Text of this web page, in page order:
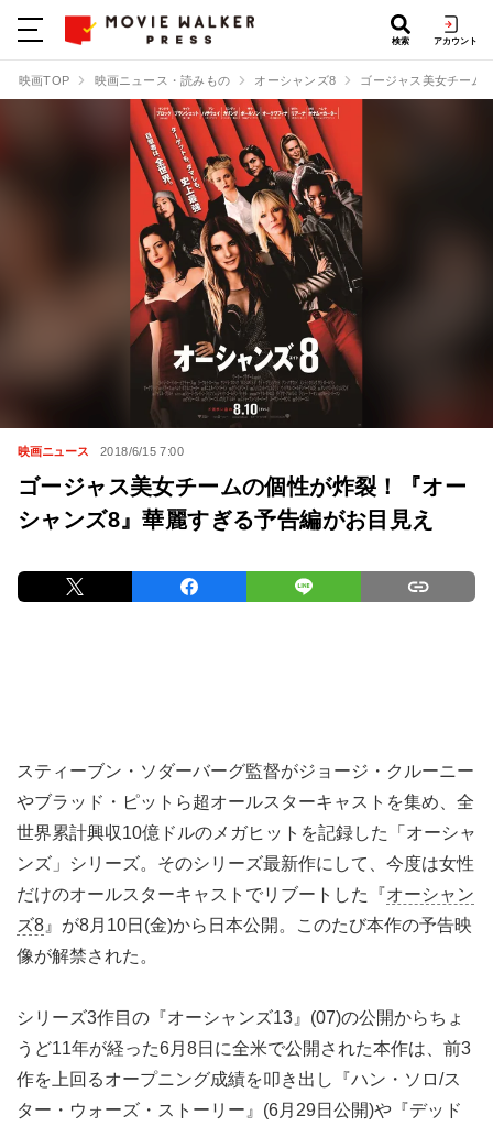
検索 アカウント
映画TOP 映画ニュース・読みもの オーシャンズ8 ゴージャス美女チーム
映画ニュース 2018/6/15 7:00
ゴージャス美女チームの個性が炸裂！『オー
シャンズ8』華麗すぎる予告編がお目見え
スティーブン・ソダーバーグ監督がジョージ・クルーニー
やブラッド・ピットら超オールスターキャストを集め、全
世界累計興収10億ドルのメガヒットを記録した「オーシャ
ンズ」シリーズ。そのシリーズ最新作にして、今度は女性
だけのオールスターキャストでリブートした『オーシャン
ズ8 』が8月10日(金)から日本公開。このたび本作の予告映
像が解禁された。
シリーズ3作目の『オーシャンズ13』(07)の公開からちょ
うど11年が経った6月8日に全米で公開された本作は、前3
作を上回るオープニング成績を叩き出し『ハン・ソロ/ス
ター・ウォーズ・ストーリー』(6月29日公開)や『デッド